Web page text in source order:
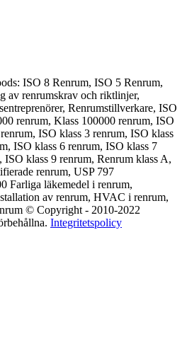
ISO 8 Renrum, ISO 5 Renrum,
av renrumskrav och riktlinjer,
Renrumstillverkare, ISO
renrum, Klass 100000 renrum, ISO
ISO klass 3 renrum, ISO klass
ISO klass 6 renrum, ISO klass 7
klass 9 renrum, Renrum klass A,
renrum, USP 797
Farliga läkemedel i renrum,
av renrum, HVAC i renrum,
© Copyright - 2010-2022
Integritetspolicy